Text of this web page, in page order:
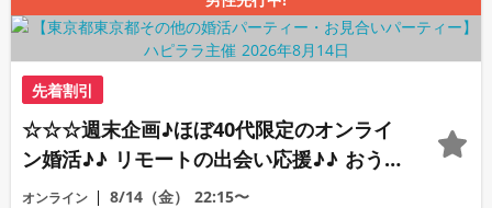
先着割引
☆☆☆週末企画♪ほぼ40代限定のオンライ
ン婚活♪♪ リモートの出会い応援♪♪ おう
ちで乾杯しませんか♪♪ ☆全国の方が対象
オンライン 8/14（金） 22:15〜